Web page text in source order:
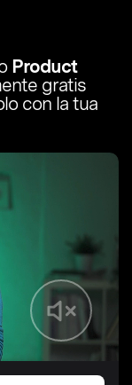
Product
gratis
con la tua